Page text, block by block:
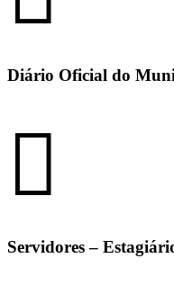
Diário Oficial do
Servidores –